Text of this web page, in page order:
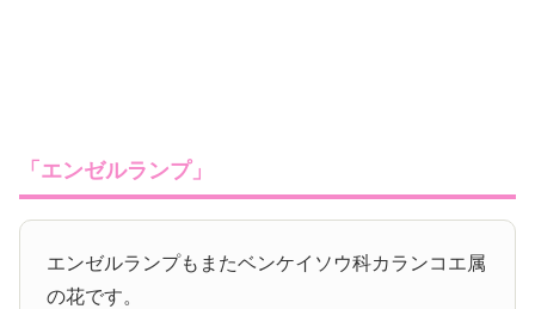
「エンゼルランプ」
エンゼルランプもまたベンケイソウ科カランコエ属
の花です。